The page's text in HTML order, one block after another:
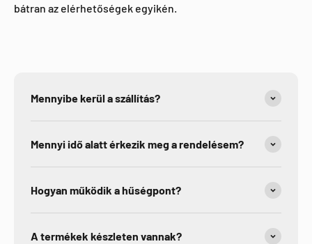
bátran az elérhetőségek egyikén.
Mennyibe kerül a szállítás?
Mennyi idő alatt érkezik meg a rendelésem?
Hogyan működik a hűségpont?
A termékek készleten vannak?